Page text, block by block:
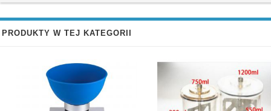
PRODUKTY W TEJ KATEGORII